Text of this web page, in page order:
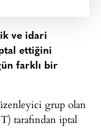
ve idari
ettiğini
farklı bir
grup olan
tarafından iptal